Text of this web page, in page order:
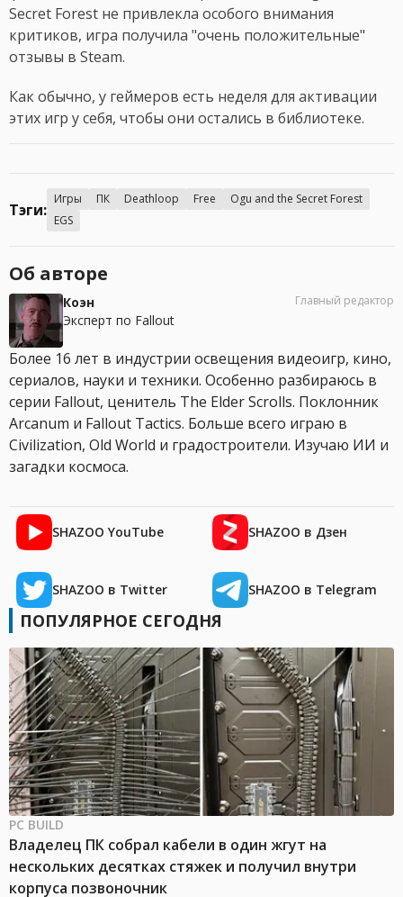
Secret Forest не привлекла особого внимания
критиков, игра получила "очень положительные"
отзывы в Steam.
Как обычно, у геймеров есть неделя для активации
этих игр у себя, чтобы они остались в библиотеке.
Тэги:
Игры ПК Deathloop Free
Ogu and the Secret Forest
EGS
Об авторе
Коэн
Эксперт по Fallout
Главный редактор
Более 16 лет в индустрии освещения видеоигр, кино,
сериалов, науки и техники. Особенно разбираюсь в
серии Fallout, ценитель The Elder Scrolls. Поклонник
Arcanum и Fallout Tactics. Больше всего играю в
Civilization, Old World и градостроители. Изучаю ИИ и
загадки космоса.
SHAZOO YouTube SHAZOO в Дзен
SHAZOO в Twitter SHAZOO в Telegram
ПОПУЛЯРНОЕ СЕГОДНЯ
PC BUILD
Владелец ПК собрал кабели в один жгут на
нескольких десятках стяжек и получил внутри
корпуса позвоночник